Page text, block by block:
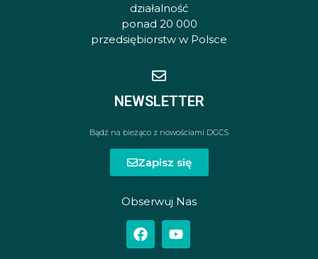
działalność
ponad 20 000
przedsiębiorstw w Polsce
NEWSLETTER
Bądź na bieżąco z nowościami DGCS
Zapisz się
Obserwuj Nas